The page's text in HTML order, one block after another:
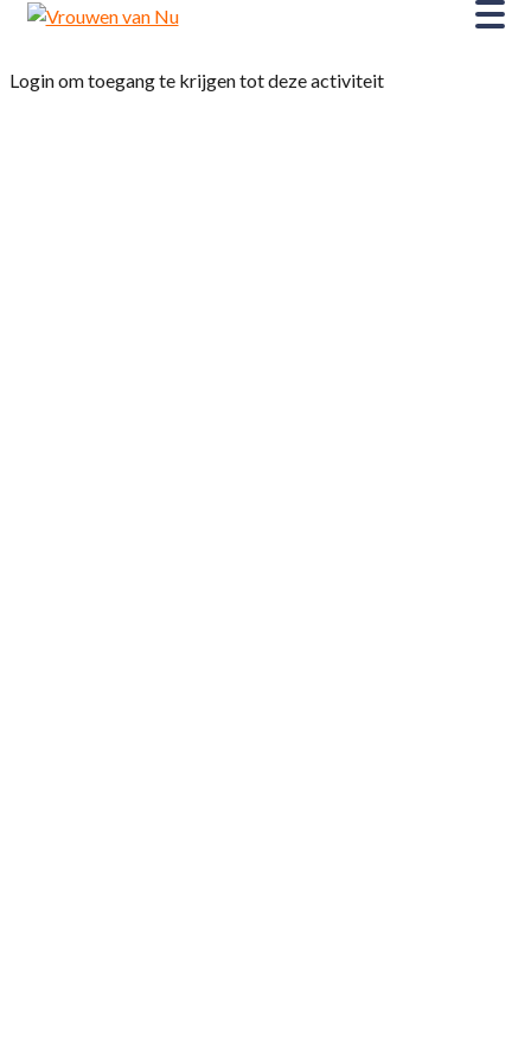
Login om toegang te krijgen tot deze activiteit